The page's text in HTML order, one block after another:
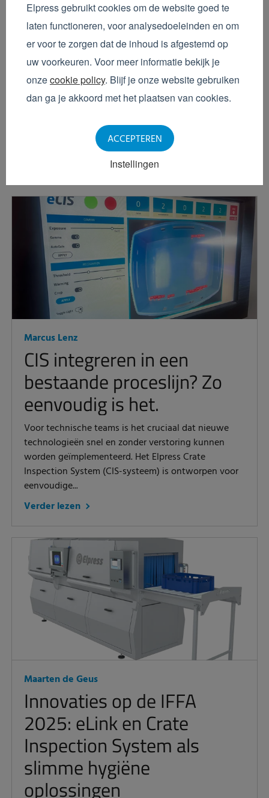
Elpress gebruikt cookies om de website goed te
laten functioneren, voor analysedoeleinden en om
er voor te zorgen dat de inhoud is afgestemd op
uw voorkeuren. Voor meer informatie bekijk je
onzecookie policy. Blijf je onze website gebruiken
dan ga je akkoord met het plaatsen van cookies.
Instellingen
ACCEPTEREN
Maarten de Geus
Automatische kratinspectie
is onmisbaar in de
voedingsmiddelenindustrie
In de voedingsmiddelenindustrie draait alles om
in veel bedrijven de inspectie van kratten nog steeds
handmatig gebeurt. Een medewerker...
Marcus Lenz
CIS integreren in een
bestaande proceslijn? Zo
eenvoudig is het.
Voor technische teams is het cruciaal dat nieuwe
technologieën snel en zonder verstoring kunnen
worden geïmplementeerd. Het Elpress Crate
Inspection System (CIS-systeem) is ontworpen voor
eenvoudige...
Verder lezen
Maarten de Geus
Innovaties op de IFFA
2025: eLink en Crate
Inspection System als
slimme hygiëne
oplossingen